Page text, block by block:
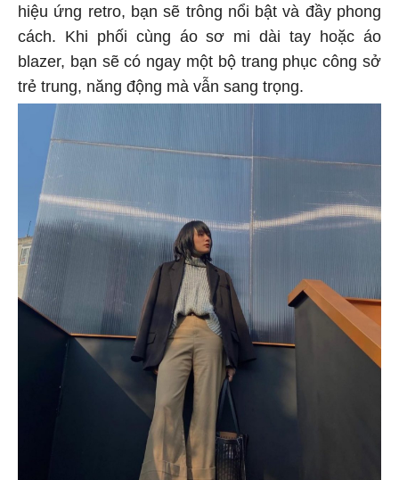
hiệu ứng retro, bạn sẽ trông nổi bật và đầy phong
cách. Khi phối cùng áo sơ mi dài tay hoặc áo
blazer, bạn sẽ có ngay một bộ trang phục công sở
trẻ trung, năng động mà vẫn sang trọng.